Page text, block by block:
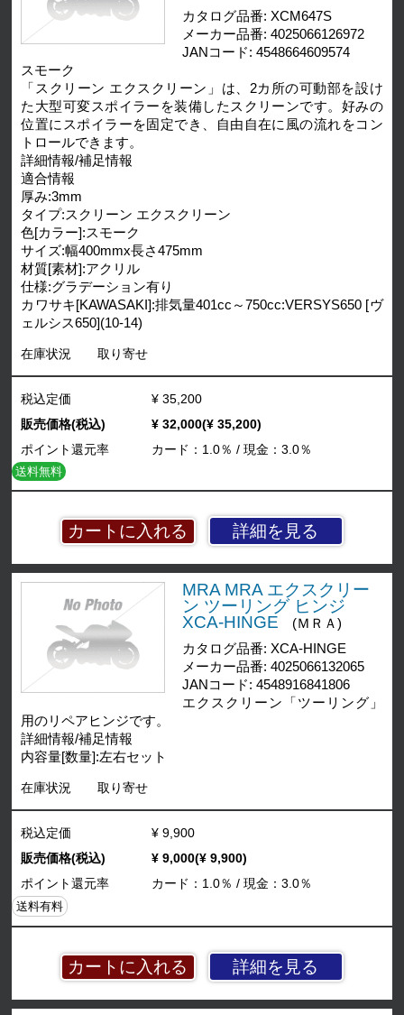
カタログ品番: XCM647S
メーカー品番: 4025066126972
JANコード: 4548664609574
スモーク
「スクリーン エクスクリーン」は、2カ所の可動部を設け
た大型可変スポイラーを装備したスクリーンです。好みの
位置にスポイラーを固定でき、自由自在に風の流れをコン
トロールできます。
詳細情報/補足情報
適合情報
厚み:3mm
タイプ:スクリーン エクスクリーン
色[カラー]:スモーク
サイズ:幅400mmx長さ475mm
材質[素材]:アクリル
仕様:グラデーション有り
カワサキ[KAWASAKI]:排気量401cc～750cc:VERSYS650 [ヴ
ェルシス650](10-14)
在庫状況 取り寄せ
詳細を見る
税込定価
¥ 35,200
販売価格(税込)
¥ 32,000(¥ 35,200)
ポイント還元率
カード：1.0％ / 現金：3.0％
送料無料
MRA MRA エクスクリー
ン ツーリング ヒンジ
XCA-HINGE
(ＭＲＡ)
カタログ品番: XCA-HINGE
メーカー品番: 4025066132065
JANコード: 4548916841806
エクスクリーン「ツーリング」
用のリペアヒンジです。
詳細情報/補足情報
内容量[数量]:左右セット
在庫状況 取り寄せ
詳細を見る
税込定価
¥ 9,900
販売価格(税込)
¥ 9,000(¥ 9,900)
ポイント還元率
カード：1.0％ / 現金：3.0％
送料有料